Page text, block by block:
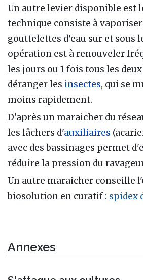
Un autre levier disponible est
technique consiste à
gouttelettes d'eau sur et sous
opération est à renouveler
les jours ou 1 fois tous les
déranger les insectes, qui se
moins rapidement.
D'après un maraicher du
les lâchers d'auxiliaires
avec des bassinages permet
réduire la pression du
Un autre maraicher conseille
biosolution en curatif : spidex
Annexes